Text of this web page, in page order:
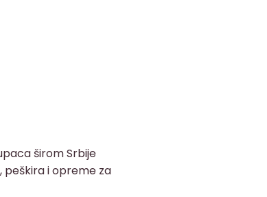
širom Srbije
peškira i opreme za